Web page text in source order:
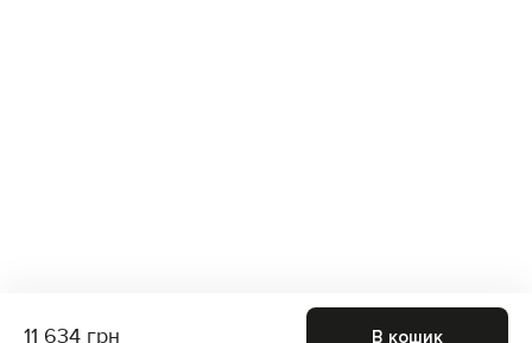
11 634 грн В кошик